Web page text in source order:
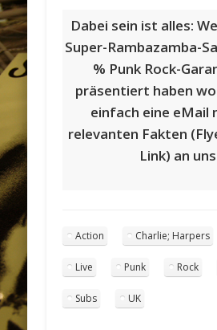
Dabei sein ist alles:
Super-Rambazamba-
% Punk Rock-
präsentiert haben
einfach eine eMail
relevanten Fakten
Link) an
Action Charlie; Harpers
Live Punk Rock
Subs UK